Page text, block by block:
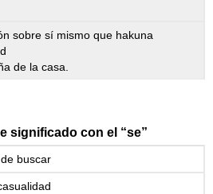
sobre sí mismo que hakuna
de la casa.
significado con el “se”
buscar